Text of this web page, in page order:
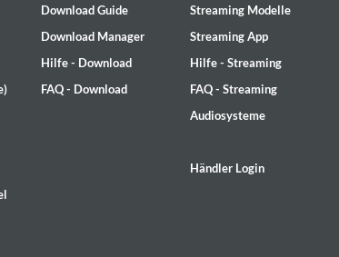
Edition)
Download Guide
Download Manager
Hilfe - Download
FAQ - Download
Streaming Modelle
Streaming App
Hilfe - Streaming
FAQ - Streaming
Audiosysteme
Händler Login